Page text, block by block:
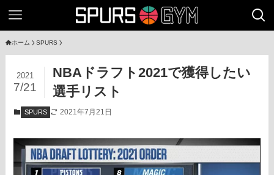
ホーム SPURS
NBAドラフト2021で獲得したい
選手リスト
2021
7/21
SPURS 2021年7月21日